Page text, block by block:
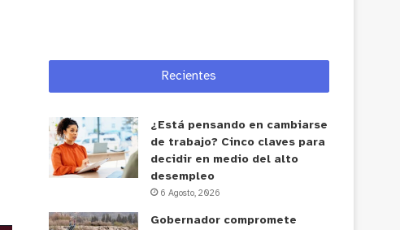
Recientes
¿Está pensando en cambiarse
de trabajo? Cinco claves para
decidir en medio del alto
desempleo
6 Agosto, 2026
Gobernador compromete